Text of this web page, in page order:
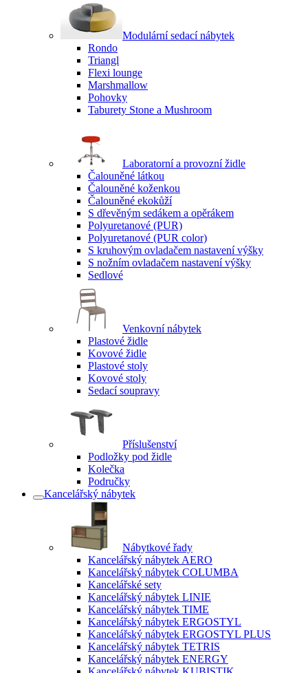
Modulární sedací nábytek
Rondo
Triangl
Flexi lounge
Marshmallow
Pohovky
Taburety Stone a Mushroom
Laboratorní a provozní židle
Čalouněné látkou
Čalouněné koženkou
Čalouněné ekokůží
S dřevěným sedákem a opěrákem
Polyuretanové (PUR)
Polyuretanové (PUR color)
S kruhovým ovladačem nastavení výšky
S nožním ovladačem nastavení výšky
Sedlové
Venkovní nábytek
Plastové židle
Kovové židle
Plastové stoly
Kovové stoly
Sedací soupravy
Příslušenství
Podložky pod židle
Kolečka
Područky
Kancelářský nábytek
Nábytkové řady
Kancelářský nábytek AERO
Kancelářský nábytek COLUMBA
Kancelářské sety
Kancelářský nábytek LINIE
Kancelářský nábytek TIME
Kancelářský nábytek ERGOSTYL
Kancelářský nábytek ERGOSTYL PLUS
Kancelářský nábytek TETRIS
Kancelářský nábytek ENERGY